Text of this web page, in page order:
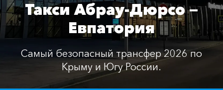
Отзывы
Контакты
Такси Абрау-Дюрсо —
Евпатория
Самый безопасный трансфер 2026 по
Крыму и Югу России.